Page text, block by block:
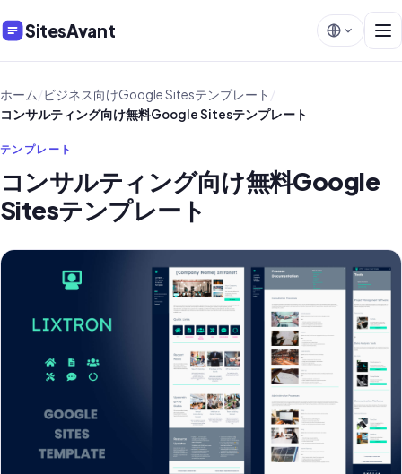
SitesAvant
ホーム / ビジネス向けGoogle Sitesテンプレート /
コンサルティング向け無料Google Sitesテンプレート
テンプレート
コンサルティング向け無料Google
Sitesテンプレート